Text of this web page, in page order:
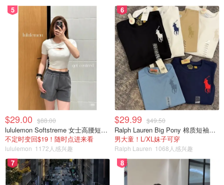
5
$29.00 $88.00
lululemon Softstreme 女士高腰短裤 10cm
不定时变回$19！随时点进来看
lululemon 1172人感兴趣
6
$29.99 $49.50
Ralph Lauren Big Pony 棉质短袖T恤
男大童！L/XL妹子可穿
Ralph Lauren 1068人感兴趣
7 8